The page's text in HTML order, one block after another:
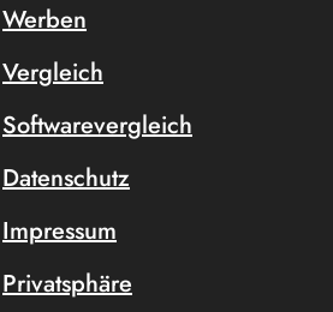
Werben
Vergleich
Softwarevergleich
Datenschutz
Impressum
Privatsphäre